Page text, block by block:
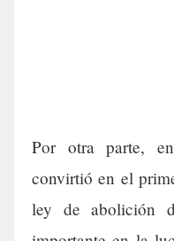
Por otra parte,
convirtió en el
ley de abolición